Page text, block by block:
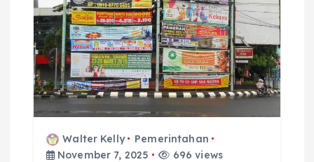
Walter Kelly
Pemerintahan
November 7, 2025
696 views